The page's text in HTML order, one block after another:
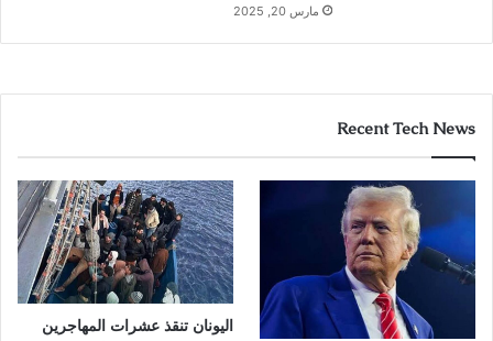
مارس 20, 2025
Recent Tech News
اليونان تنقذ عشرات المهاجرين